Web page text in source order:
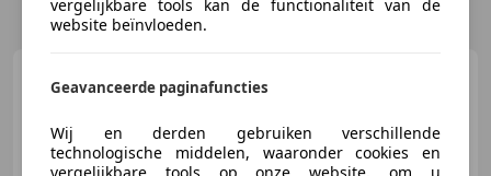
vergelijkbare tools kan de functionaliteit van de
website beïnvloeden.
Geavanceerde paginafuncties
Wij en derden gebruiken verschillende
technologische middelen, waaronder cookies en
vergelijkbare tools op onze website, om u